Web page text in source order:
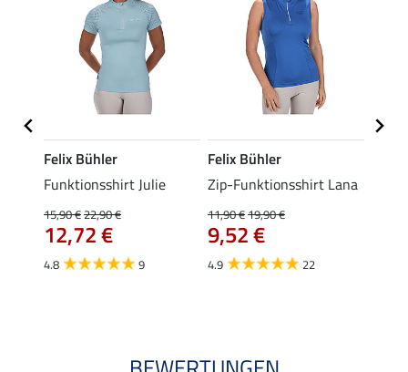
Felix Bühler
Funktionsshirt Julie
15,90 €22,90 €
12,72 €
4.8 9
Felix Bühler
Zip-Funktionsshirt Lana
11,90 €19,90 €
9,52 €
4.9 22